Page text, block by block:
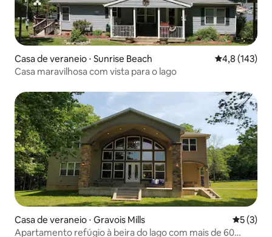
Casa de veraneio ⋅ Sunrise Beach 4,8 de uma
4,8 (143)
Casa maravilhosa com vista para o lago
Casa de veraneio ⋅ Gravois Mills 5 de
5 (3)
Apartamento refúgio à beira do lago com mais de 60